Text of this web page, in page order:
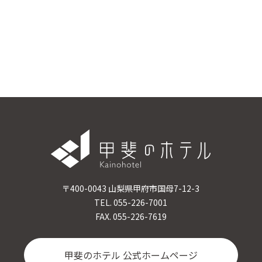
〒400-0043 山梨県甲府市国母7-12-3
TEL. 055-226-7001
FAX. 055-226-7619
甲斐のホテル 公式ホームページ